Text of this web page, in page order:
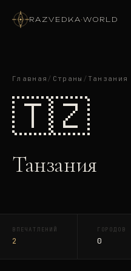
RAZVEDKA·WORLD
Главная / Страны / Танзания
🇹🇿
Танзания
ВПЕЧАТЛЕНИЙ
2
ГОРОДОВ
0